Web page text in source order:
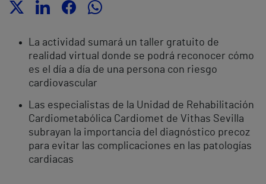
La actividad sumará un taller gratuito de
realidad virtual donde se podrá reconocer cómo
es el día a día de una persona con riesgo
cardiovascular
Las especialistas de la Unidad de Rehabilitación
Cardiometabólica Cardiomet de Vithas Sevilla
subrayan la importancia del diagnóstico precoz
para evitar las complicaciones en las patologías
cardiacas